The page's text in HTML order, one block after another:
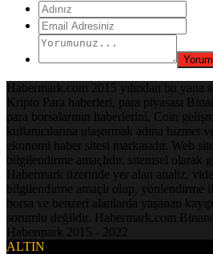
Habermark.com 2015 yılından bu
Kripto Para haberleri, para piyasası
para borsalarının haberlerini, Coin
kullanıcılarına ulaştırmak adına hizmet
ekonomi haber sitesi markasıdır. Web
bilgilendirme amaçlıdır, sitemsel olarak
Habermark üzerinde yer alan analiz,
bilgilendirme amaçlı olup, yönlendirme
borsa ve benzeri alanlarda yaşanan
sorumlu değildir. Habermark.com
Habermark 2015 - 2022
ALTIN